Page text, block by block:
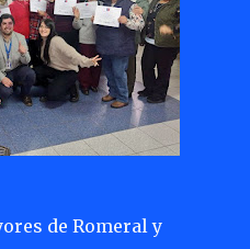
de Romeral y